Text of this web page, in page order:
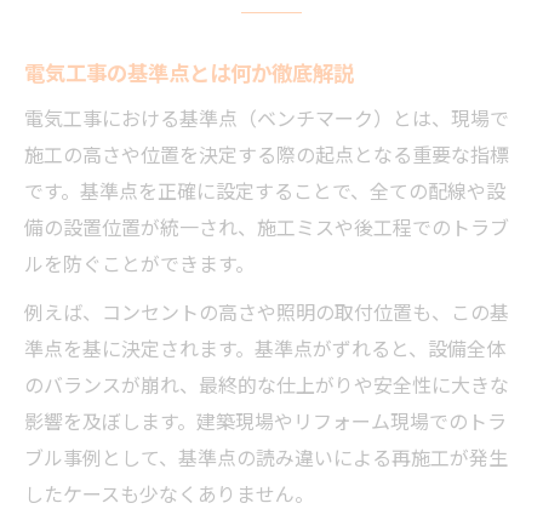
電気工事で使う基準点の最適な決め方とは
実際の現場で重視すべき基準点の選択基準
仮ベンチマークと基準点の関係を正しく理
解
測量を活用した電気工事基準点の選定方法
施工ミス防止に役立つベンチマークの選び
方
電気工事で失敗しない基準点の決め方
電気工事基準点の決め方で失敗を防ぐコツ
ベンチマーク決め方の実例と注意すべき点
仮ベンチマーク作り方を現場で活かす方法
施工現場で避けたい基準点選定の落とし穴
電気工事の基準点とは何か徹底解説
電気工事における基準点（ベンチマーク）とは、現場で
施工の高さや位置を決定する際の起点となる重要な指標
です。基準点を正確に設定することで、全ての配線や設
備の設置位置が統一され、施工ミスや後工程でのトラブ
ルを防ぐことができます。
例えば、コンセントの高さや照明の取付位置も、この基
準点を基に決定されます。基準点がずれると、設備全体
のバランスが崩れ、最終的な仕上がりや安全性に大きな
影響を及ぼします。建築現場やリフォーム現場でのトラ
ブル事例として、基準点の読み違いによる再施工が発生
したケースも少なくありません。